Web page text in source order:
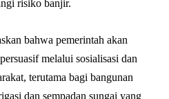
risiko banjir.
bahwa pemerintah akan
melalui sosialisasi dan
terutama bagi bangunan
dan sempadan sungai yang